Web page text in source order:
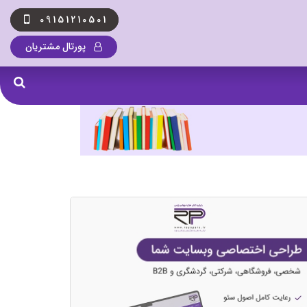
09151210501
پورتال مشتریان